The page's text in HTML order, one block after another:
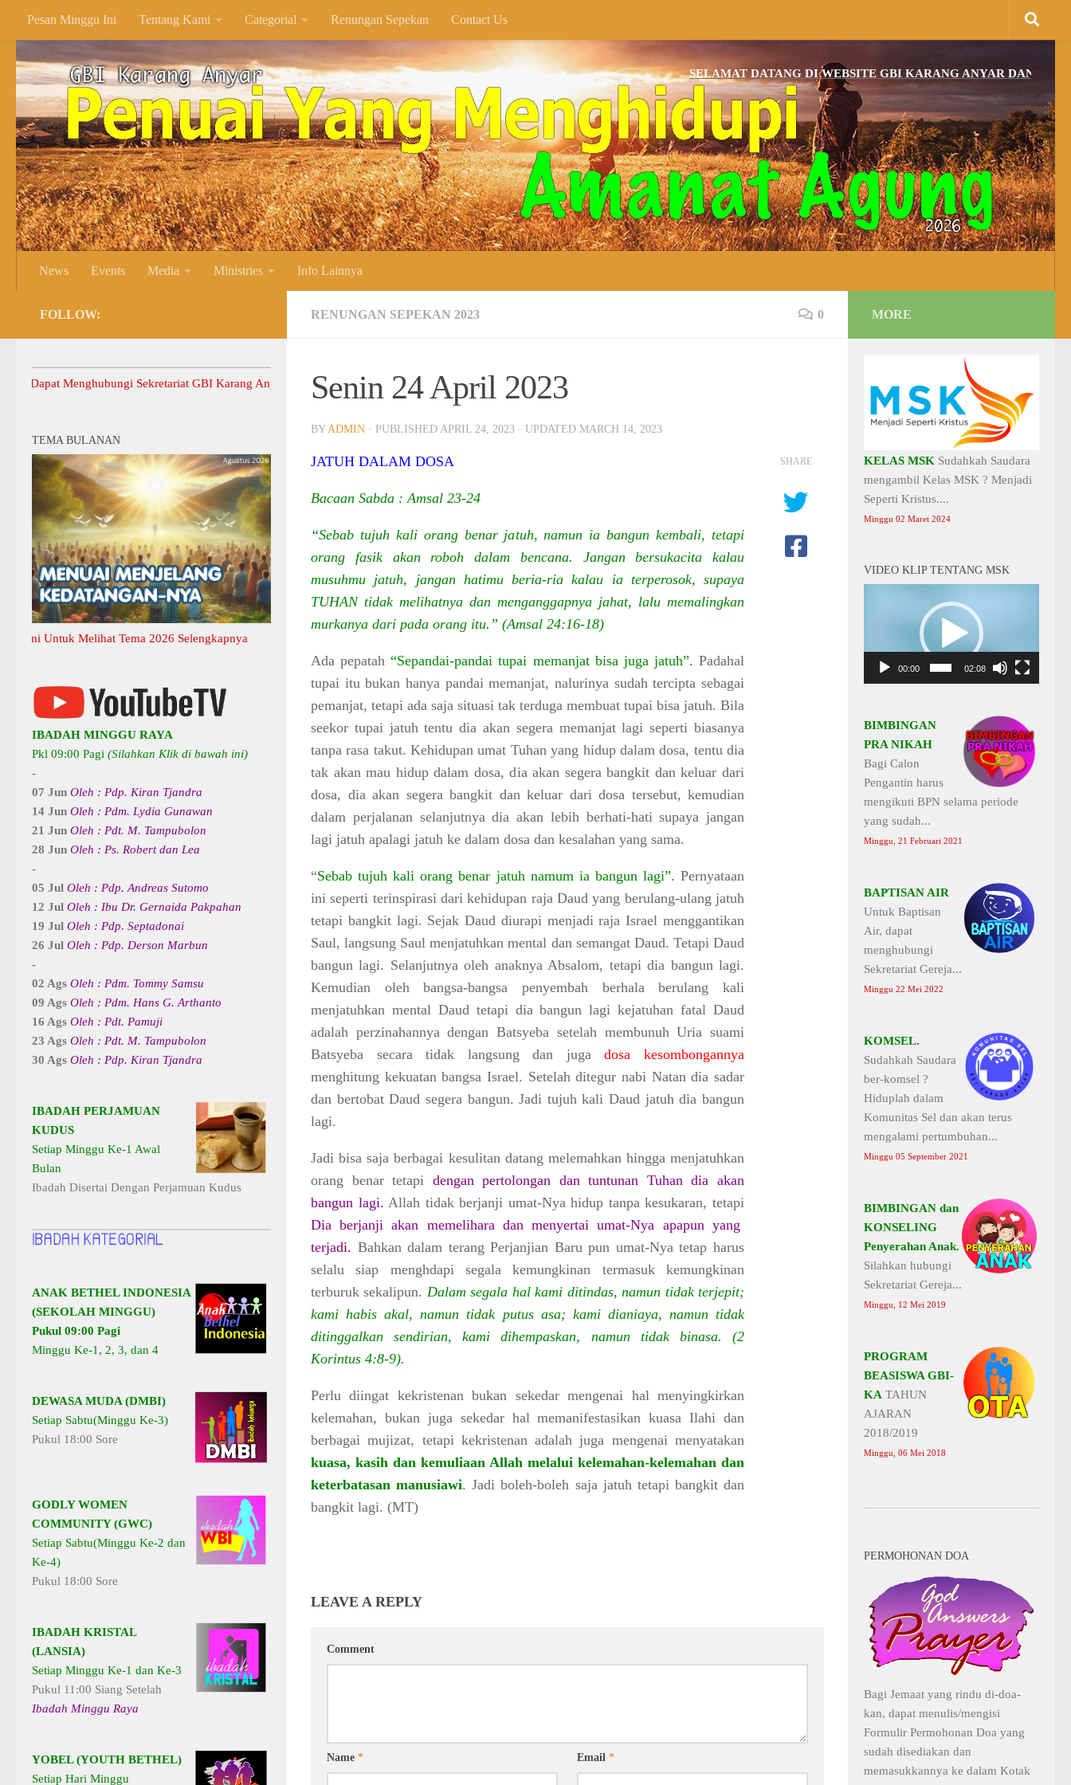
Skip to content
Pesan Minggu Ini Tentang Kami Categorial Renungan Sepekan Contact Us
SELAMAT DATANG DI WEBSITE GBI KARANG ANYAR DAN BAGI YANG
News Events Media Ministries Info Lainnya
RENUNGAN SEPEKAN 2023 0
Senin 24 April 2023
BYADMIN · PUBLISHED APRIL 24, 2023 · UPDATED MARCH 14, 2023
JATUH DALAM DOSA
Bacaan Sabda : Amsal 23-24
“Sebab tujuh kali orang benar jatuh, namun ia bangun kembali, tetapi
orang fasik akan roboh dalam bencana. Jangan bersukacita kalau
musuhmu jatuh, jangan hatimu beria-ria kalau ia terperosok, supaya
TUHAN tidak melihatnya dan menganggapnya jahat, lalu memalingkan
murkanya dari pada orang itu.” (Amsal 24:16-18)
Ada pepatah“Sepandai-pandai tupai memanjat bisa juga jatuh”. Padahal
tupai itu bukan hanya pandai memanjat, nalurinya sudah tercipta sebagai
pemanjat, tetapi ada saja situasi tak terduga membuat tupai bisa jatuh. Bila
seekor tupai jatuh tentu dia akan segera memanjat lagi seperti biasanya
tanpa rasa takut. Kehidupan umat Tuhan yang hidup dalam dosa, tentu dia
tak akan mau hidup dalam dosa, dia akan segera bangkit dan keluar dari
dosa, dia akan segera bangkit dan keluar dari dosa tersebut, kemudian
dalam perjalanan selanjutnya dia akan lebih berhati-hati supaya jangan
lagi jatuh apalagi jatuh ke dalam dosa dan kesalahan yang sama.
“Sebab tujuh kali orang benar jatuh namum ia bangun lagi”. Pernyataan
ini seperti terinspirasi dari kehidupan raja Daud yang berulang-ulang jatuh
tetapi bangkit lagi. Sejak Daud diurapi menjadi raja Israel menggantikan
Saul, langsung Saul menjatuhkan mental dan semangat Daud. Tetapi Daud
bangun lagi. Selanjutnya oleh anaknya Absalom, tetapi dia bangun lagi.
Kemudian oleh bangsa-bangsa penyembah berhala berulang kali
menjatuhkan mental Daud tetapi dia bangun lagi kejatuhan fatal Daud
adalah perzinahannya dengan Batsyeba setelah membunuh Uria suami
Batsyeba secara tidak langsung dan jugadosa kesombongannya
menghitung kekuatan bangsa Israel. Setelah ditegur nabi Natan dia sadar
dan bertobat Daud segera bangun. Jadi tujuh kali Daud jatuh dia bangun
lagi.
Jadi bisa saja berbagai kesulitan datang melemahkan hingga menjatuhkan
orang benar tetapi dengan pertolongan dan tuntunan Tuhan dia akan
bangun lagi. Allah tidak berjanji umat-Nya hidup tanpa kesukaran, tetapi
Dia berjanji akan memelihara dan menyertai umat-Nya apapun yang
terjadi. Bahkan dalam terang Perjanjian Baru pun umat-Nya tetap harus
selalu siap menghdapi segala kemungkinan termasuk kemungkinan
terburuk sekalipun. Dalam segala hal kami ditindas, namun tidak terjepit;
kami habis akal, namun tidak putus asa; kami dianiaya, namun tidak
ditinggalkan sendirian, kami dihempaskan, namun tidak binasa. (2
Korintus 4:8-9).
Perlu diingat kekristenan bukan sekedar mengenai hal menyingkirkan
kelemahan, bukan juga sekedar hal memanifestasikan kuasa Ilahi dan
berbagai mujizat, tetapi kekristenan adalah juga mengenai menyatakan
kuasa, kasih dan kemuliaan Allah melalui kelemahan-kelemahan dan
keterbatasan manusiawi. Jadi boleh-boleh saja jatuh tetapi bangkit dan
bangkit lagi. (MT)
SHARE
LEAVE A REPLY
Comment
Name * Email*
FOLLOW:
Menghubungi Sekretariat GBI Karang Anyar.
TEMA BULANAN
Melihat Tema 2026 Selengkapnya
IBADAH MINGGU RAYA
Pkl 09:00 Pagi (Silahkan Klik di bawah ini)
-
07 Jun Oleh : Pdp. Kiran Tjandra
14 Jun Oleh : Pdm. Lydia Gunawan
21 Jun Oleh : Pdt. M. Tampubolon
28 Jun Oleh : Ps. Robert dan Lea
-
05 Jul Oleh : Pdp. Andreas Sutomo
12 Jul Oleh : Ibu Dr. Gernaida Pakpahan
19 Jul Oleh : Pdp. Septadonai
26 Jul Oleh : Pdp. Derson Marbun
-
02 Ags Oleh : Pdm. Tommy Samsu
09 Ags Oleh : Pdm. Hans G. Arthanto
16 Ags Oleh : Pdt. Pamuji
23 Ags Oleh : Pdt. M. Tampubolon
30 Ags Oleh : Pdp. Kiran Tjandra
IBADAH PERJAMUAN
KUDUS
Setiap Minggu Ke-1 Awal
Bulan
Ibadah Disertai Dengan Perjamuan Kudus
ANAK BETHEL INDONESIA
(SEKOLAH MINGGU)
Pukul 09:00 Pagi
Minggu Ke-1, 2, 3, dan 4
DEWASA MUDA (DMBI)
Setiap Sabtu(Minggu Ke-3)
Pukul 18:00 Sore
GODLY WOMEN
COMMUNITY (GWC)
Setiap Sabtu(Minggu Ke-2 dan
Ke-4)
Pukul 18:00 Sore
IBADAH KRISTAL
(LANSIA)
Setiap Minggu Ke-1 dan Ke-3
Pukul 11:00 Siang Setelah
Ibadah Minggu Raya
YOBEL (YOUTH BETHEL)
Setiap Hari Minggu
MORE
KELAS MSK Sudahkah Saudara
mengambil Kelas MSK ? Menjadi
Seperti Kristus....
Minggu 02 Maret 2024
VIDEO KLIP TENTANG MSK
00:00 02:08
BIMBINGAN
PRA NIKAH
Bagi Calon
Pengantin harus
mengikuti BPN selama periode
yang sudah...
Minggu, 21 Februari 2021
BAPTISAN AIR
Untuk Baptisan
Air, dapat
menghubungi
Sekretariat Gereja...
Minggu 22 Mei 2022
KOMSEL.
Sudahkah Saudara
ber-komsel ?
Hiduplah dalam
Komunitas Sel dan akan terus
mengalami pertumbuhan...
Minggu 05 September 2021
BIMBINGAN dan
KONSELING
Penyerahan Anak.
Silahkan hubungi
Sekretariat Gereja...
Minggu, 12 Mei 2019
PROGRAM
BEASISWA GBI-
KA TAHUN
AJARAN
2018/2019
Minggu, 06 Mei 2018
PERMOHONAN DOA
Bagi Jemaat yang rindu di-doa-
kan, dapat menulis/mengisi
Formulir Permohonan Doa yang
sudah disediakan dan
memasukkannya ke dalam Kotak